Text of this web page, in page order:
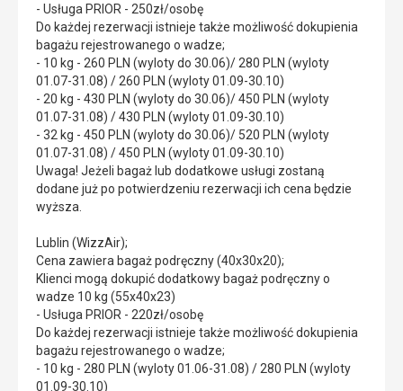
- Usługa PRIOR - 250zł/osobę
Do każdej rezerwacji istnieje także możliwość dokupienia
bagażu rejestrowanego o wadze;
- 10 kg - 260 PLN (wyloty do 30.06)/ 280 PLN (wyloty
01.07-31.08) / 260 PLN (wyloty 01.09-30.10)
- 20 kg - 430 PLN (wyloty do 30.06)/ 450 PLN (wyloty
01.07-31.08) / 430 PLN (wyloty 01.09-30.10)
- 32 kg - 450 PLN (wyloty do 30.06)/ 520 PLN (wyloty
01.07-31.08) / 450 PLN (wyloty 01.09-30.10)
Uwaga! Jeżeli bagaż lub dodatkowe usługi zostaną
dodane już po potwierdzeniu rezerwacji ich cena będzie
wyższa.
Lublin (WizzAir);
Cena zawiera bagaż podręczny (40x30x20);
Klienci mogą dokupić dodatkowy bagaż podręczny o
wadze 10 kg (55x40x23)
- Usługa PRIOR - 220zł/osobę
Do każdej rezerwacji istnieje także możliwość dokupienia
bagażu rejestrowanego o wadze;
- 10 kg - 280 PLN (wyloty 01.06-31.08) / 280 PLN (wyloty
01.09-30.10)